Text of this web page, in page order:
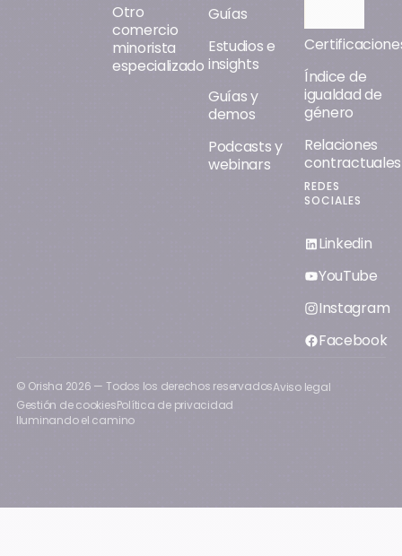
Otro
comercio
minorista
especializado
Guías
Estudios e
insights
Guías y
demos
Podcasts y
webinars
Índice de
igualdad de
género
Relaciones
contractuales
REDES
SOCIALES
Linkedin
YouTube
Instagram
Facebook
© Orisha 2026 — Todos los derechos reservadosAviso legal
Gestión de cookiesPolítica de privacidad
Iluminando el camino